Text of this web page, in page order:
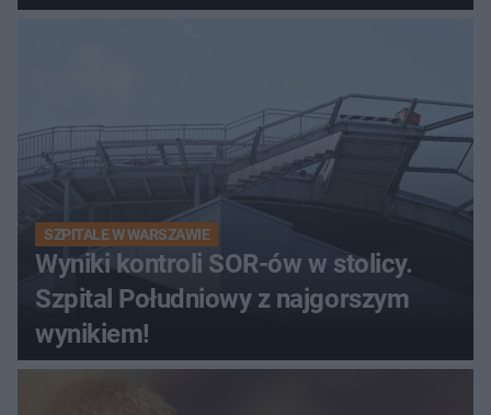
SZPITALE W WARSZAWIE
Wyniki kontroli SOR-ów w stolicy.
Szpital Południowy z najgorszym
wynikiem!